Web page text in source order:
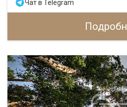
Чат в Telegram